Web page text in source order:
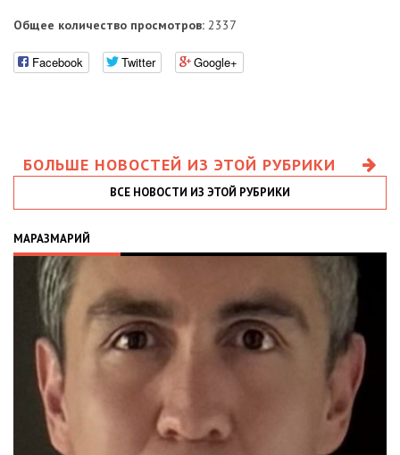
Общее количество просмотров: 2337
Facebook Twitter Google+
БОЛЬШЕ НОВОСТЕЙ ИЗ ЭТОЙ РУБРИКИ
ВСЕ НОВОСТИ ИЗ ЭТОЙ РУБРИКИ
МАРАЗМАРИЙ